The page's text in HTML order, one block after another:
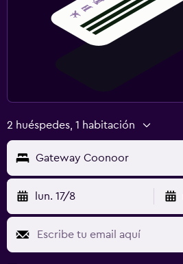
2 huéspedes, 1 habitación
Gateway Coonoor
lun. 17/8